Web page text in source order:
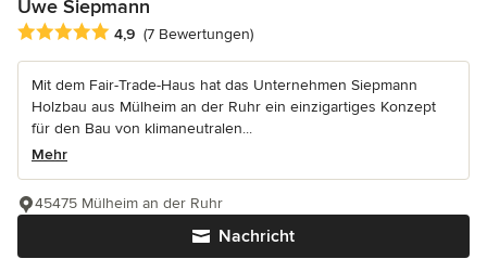
Uwe Siepmann
Durchschnittliche Bewertung: 4.9 von 5 Sternen
4,9 (7 Bewertungen)
Mit dem Fair-Trade-Haus hat das Unternehmen Siepmann
Holzbau aus Mülheim an der Ruhr ein einzigartiges Konzept
für den Bau von klimaneutralen...
Mehr
Nachricht
45475 Mülheim an der Ruhr